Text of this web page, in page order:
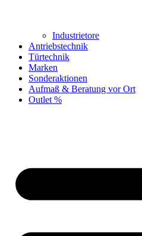
Industrietore
Antriebstechnik
Türtechnik
Marken
Sonderaktionen
Aufmaß & Beratung vor Ort
Outlet %